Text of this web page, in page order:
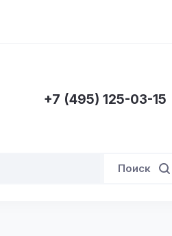
+7 (495) 125-03-15
Поиск